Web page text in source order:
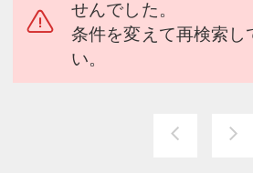
せんでした。
条件を変えて再検索し
い。